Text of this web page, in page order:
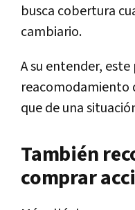
busca cobertura
cambiario.
A su entender,
reacomodamiento
que de una
También
comprar